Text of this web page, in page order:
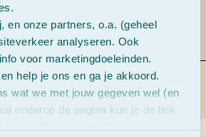
en onze partners, o.a. (geheel
analyseren. Ook
voor marketingdoeleinden.
help je ons en ga je akkoord.
wat we met jouw gegeven wel (en
onderop de pagina kun je de link